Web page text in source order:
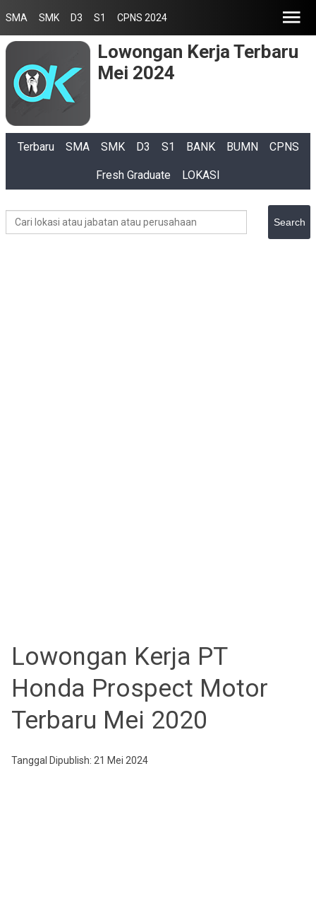
SMA SMK D3 S1 CPNS 2024
Lowongan Kerja Terbaru
Mei 2024
Terbaru SMA SMK D3 S1 BANK BUMN CPNS
Fresh Graduate LOKASI
Lowongan Kerja PT
Honda Prospect Motor
Terbaru Mei 2020
Tanggal Dipublish: 21 Mei 2024